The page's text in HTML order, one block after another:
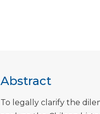
Abstract
To legally clarify the